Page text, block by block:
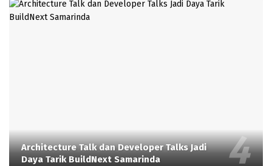
Architecture Talk dan Developer Talks Jadi
Daya Tarik BuildNext Samarinda